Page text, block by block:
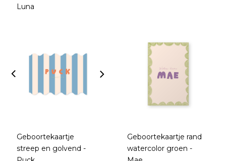
Luna
Geboortekaartje
streep en golvend -
Geboortekaartje rand
watercolor groen -